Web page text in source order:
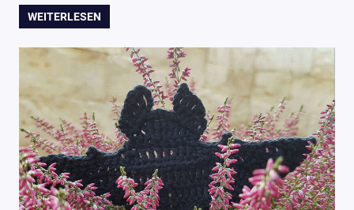
WEITERLESEN